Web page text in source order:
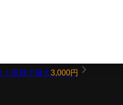
ミ投稿で最大3,000円